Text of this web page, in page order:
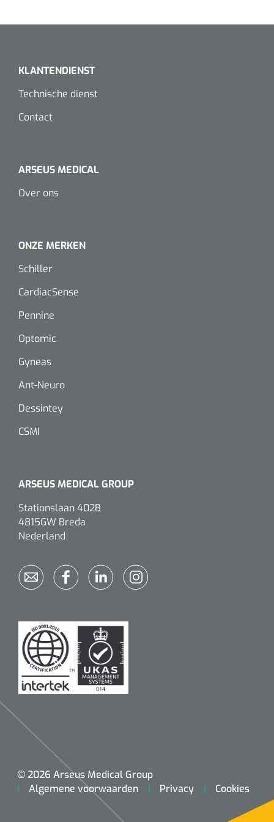
Toiletbeugels
KLANTENDIENST
Technische dienst
Contact
ARSEUS MEDICAL
Over ons
ONZE MERKEN
Schiller
CardiacSense
Pennine
Optomic
Gyneas
Ant-Neuro
Dessintey
CSMI
ARSEUS MEDICAL GROUP
Stationslaan 402B
4815GW Breda
Nederland
© 2026 Arseus Medical Group
Algemene voorwaarden
Privacy Cookies